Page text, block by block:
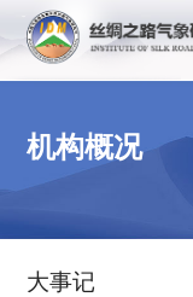
机构概况
大事记